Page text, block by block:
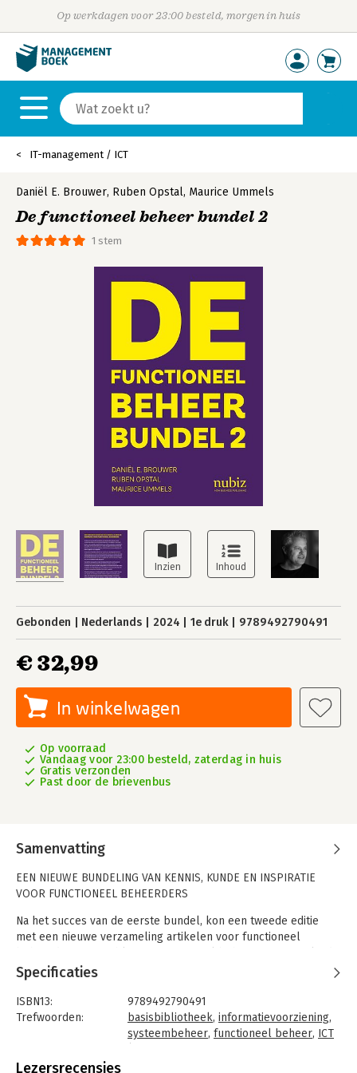
Op werkdagen voor 23:00 besteld, morgen in huis
IT-management / ICT
1 stem
Daniël E. Brouwer, Ruben Opstal, Maurice Ummels
De functioneel beheer bundel 2
Gebonden Nederlands 2024 1e druk 9789492790491
€ 32,99
In winkelwagen
Op voorraad
Vandaag voor 23:00 besteld, zaterdag in huis
Gratis verzonden
Past door de brievenbus
Samenvatting
EEN NIEUWE BUNDELING VAN KENNIS, KUNDE EN INSPIRATIE
VOOR FUNCTIONEEL BEHEERDERS
Na het succes van de eerste bundel, kon een tweede editie
met een nieuwe verzameling artikelen voor functioneel
vakgebied waarin verschillende disciplines samenkomen. Dat
vraagt veel meer dan kennis van IT alleen. Een goede
functioneel beheerder beschikt over een scala aan cognitieve,
technische en sociale vaardigheden en is daarom eigenlijk
Dit boek bevat tientallen artikelen van experts over
Specificaties
ISBN13:
9789492790491
Trefwoorden:
basisbibliotheek, informatievoorziening,
systeembeheer, functioneel beheer, ICT
Lezersrecensies